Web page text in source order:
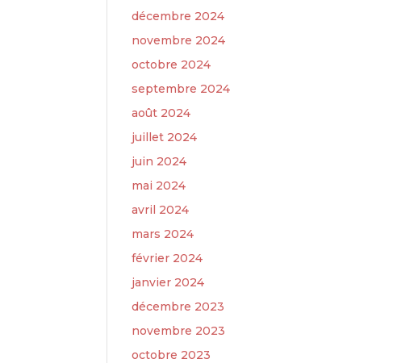
décembre 2024
novembre 2024
octobre 2024
septembre 2024
août 2024
juillet 2024
juin 2024
mai 2024
avril 2024
mars 2024
février 2024
janvier 2024
décembre 2023
novembre 2023
octobre 2023